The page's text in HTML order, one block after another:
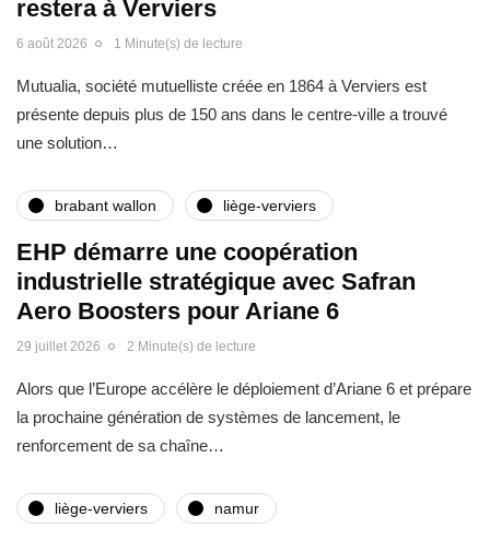
restera à Verviers
6 août 2026 1 Minute(s) de lecture
Mutualia, société mutuelliste créée en 1864 à Verviers est
présente depuis plus de 150 ans dans le centre-ville a trouvé
une solution…
brabant wallon liège-verviers
EHP démarre une coopération
industrielle stratégique avec Safran
Aero Boosters pour Ariane 6
29 juillet 2026 2 Minute(s) de lecture
Alors que l’Europe accélère le déploiement d’Ariane 6 et prépare
la prochaine génération de systèmes de lancement, le
renforcement de sa chaîne…
liège-verviers namur